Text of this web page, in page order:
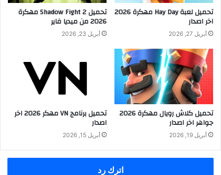
تحميل لعبة Hay Day مهكرة 2026
اخر اصدار
أبريل 27, 2026
تحميل Shadow Fight 2 مهكرة
2026 من ميديا فاير
أبريل 23, 2026
تحميل كلاش رويال مهكرة 2026
جواهر اخر اصدار
أبريل 19, 2026
تحميل برنامج VN مهكر 2026 اخر
اصدار
أبريل 15, 2026
اترك رد